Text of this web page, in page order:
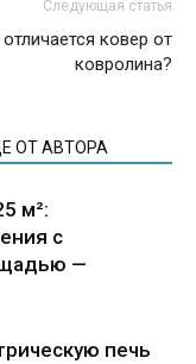
Следующая статья
ковер от
ковролина?
ОТ АВТОРА
м²:
с
—
печь